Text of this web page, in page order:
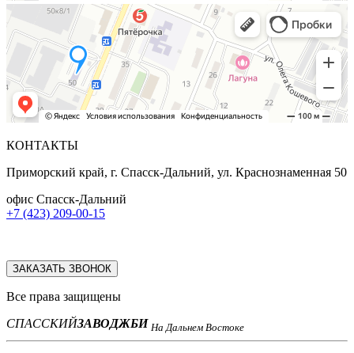
КОНТАКТЫ
Приморский край, г. Спасск-Дальний, ул. Краснознаменная 50
офис Спасск-Дальний
+7 (423) 209-00-15
ЗАКАЗАТЬ ЗВОНОК
Все права защищены
СПАССКИЙЗАВОДЖБИ На Дальнем Востоке